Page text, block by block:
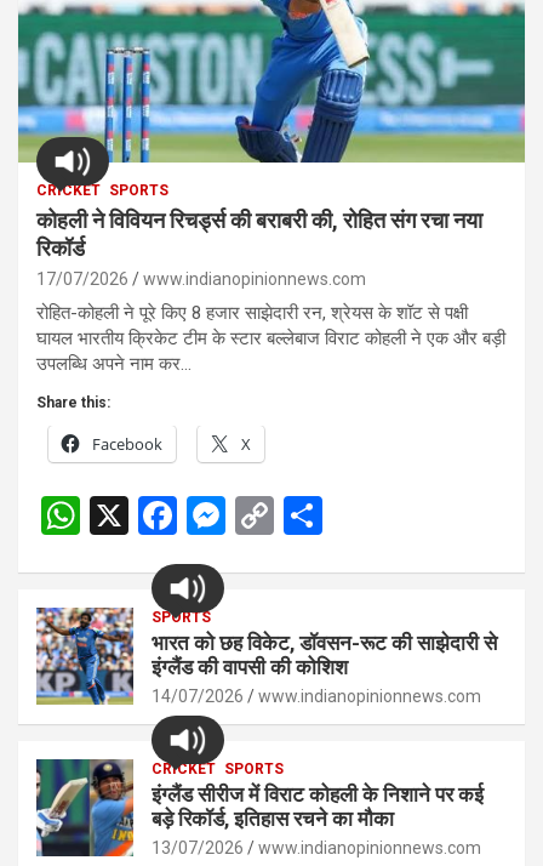
CRICKET SPORTS
कोहली ने विवियन रिचर्ड्स की बराबरी की, रोहित संग रचा नया
रिकॉर्ड
17/07/2026 www.indianopinionnews.com
रोहित-कोहली ने पूरे किए 8 हजार साझेदारी रन, श्रेयस के शॉट से पक्षी
घायल भारतीय क्रिकेट टीम के स्टार बल्लेबाज विराट कोहली ने एक और बड़ी
उपलब्धि अपने नाम कर…
Share this:
Facebook X
W
s
A
p
p
X
F
a
ce
b
o
o
k
M
n
g
er
C
Li
n
k
e
SPORTS
भारत को छह विकेट, डॉवसन-रूट की साझेदारी से
इंग्लैंड की वापसी की कोशिश
14/07/2026 www.indianopinionnews.com
CRICKET SPORTS
इंग्लैंड सीरीज में विराट कोहली के निशाने पर कई
बड़े रिकॉर्ड, इतिहास रचने का मौका
13/07/2026 www.indianopinionnews.com